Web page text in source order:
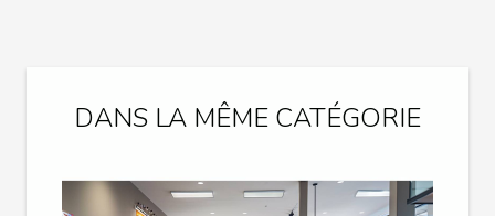
DANS LA MÊME CATÉGORIE